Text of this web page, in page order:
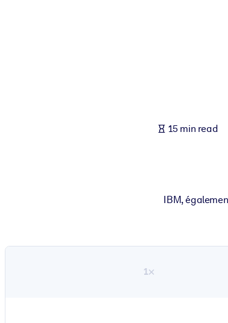
Fuel your AI systems with reliable, structured15 min read
IBM,
1×